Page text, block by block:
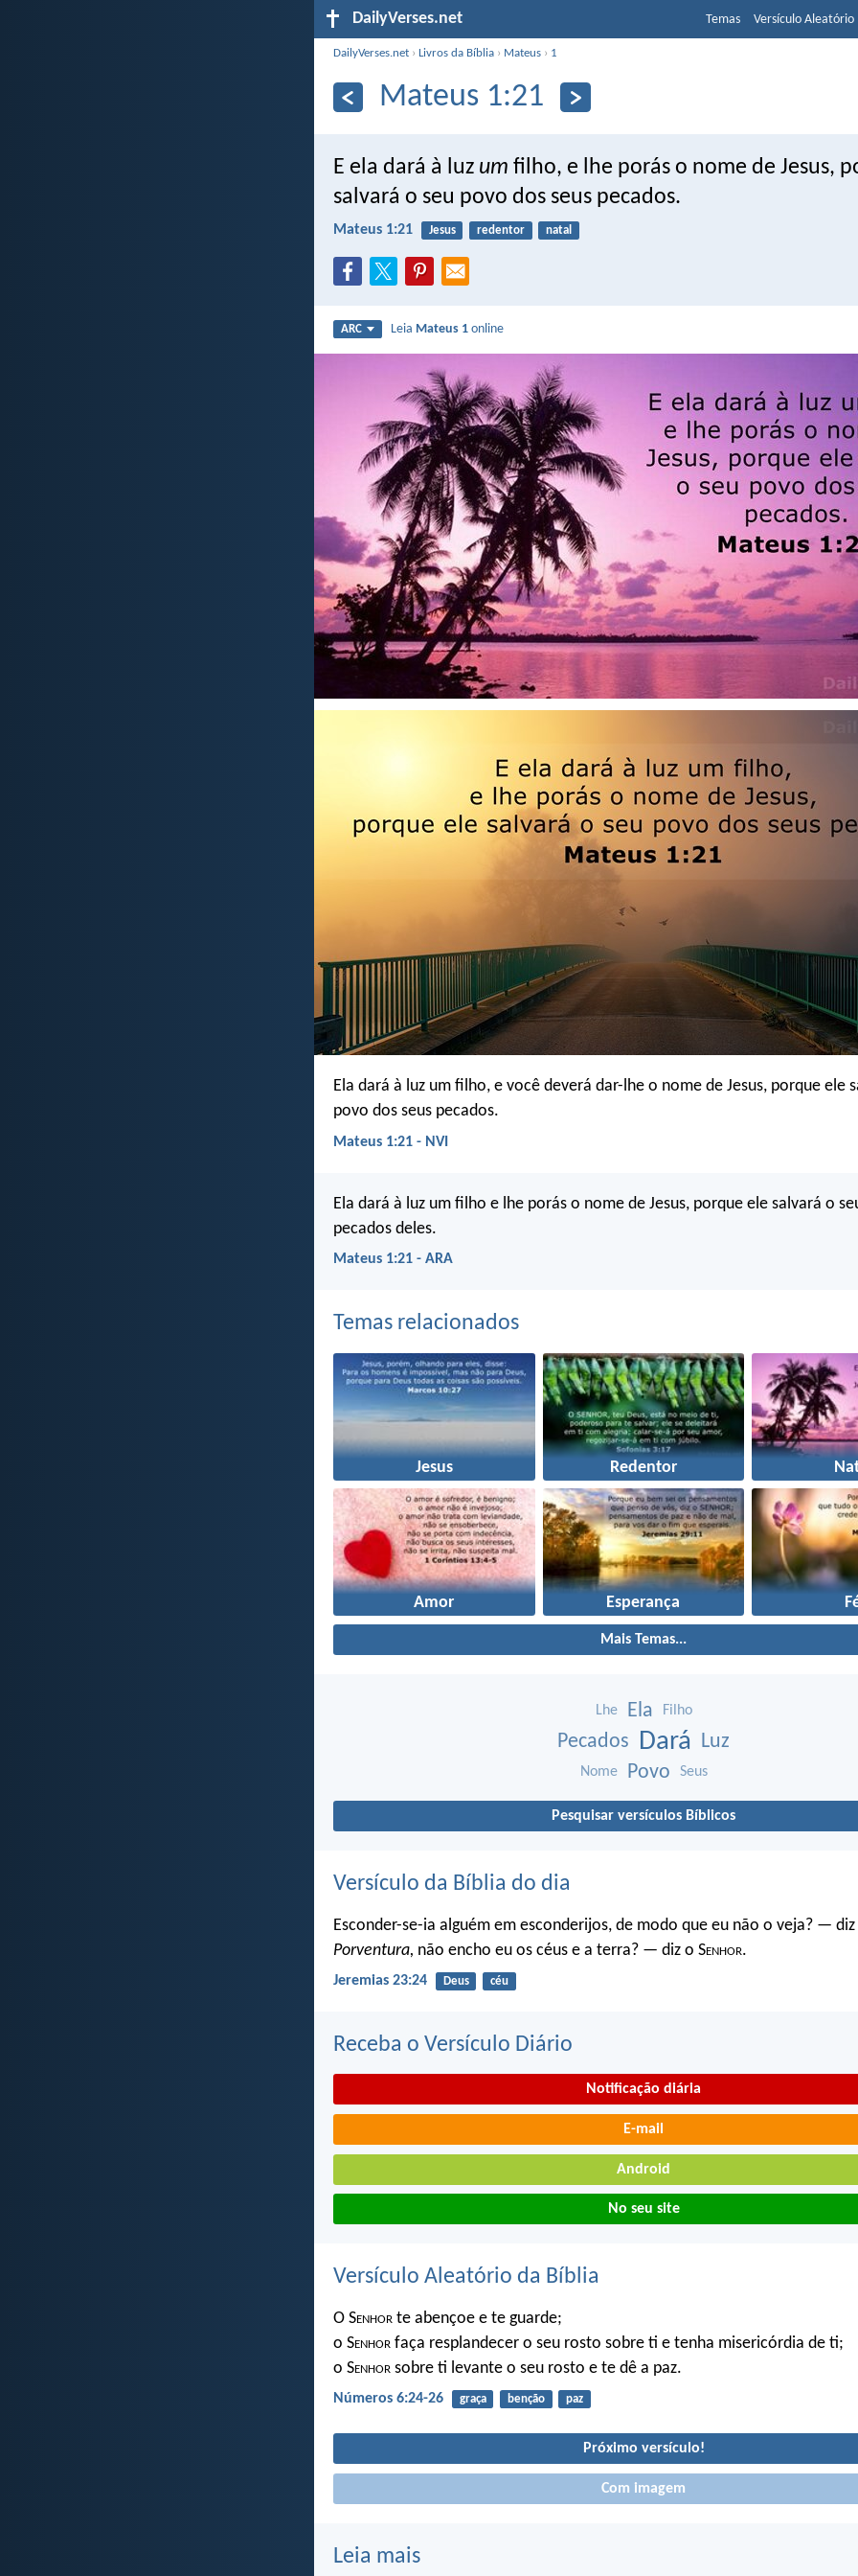
DailyVerses.net Temas Versículo Aleatório
DailyVerses.net ›Livros da Bíblia › Mateus › 1
Mateus 1:21
E ela dará à luz um filho, e lhe porás o nome de Jesus,
salvará o seu povo dos seus pecados.
Mateus 1:21 Jesus redentor natal
ARC Leia Mateus 1 online
Ela dará à luz um filho, e você deverá dar-lhe o nome de Jesus, porque ele
povo dos seus pecados.
Mateus 1:21 - NVI
Ela dará à luz um filho e lhe porás o nome de Jesus, porque ele salvará o
pecados deles.
Mateus 1:21 - ARA
Temas relacionados
Jesus Redentor
Amor Esperança
Mais Temas...
Lhe Ela Filho
Pecados Dará Luz
Nome Povo Seus
Pesquisar versículos Bíblicos
Versículo da Bíblia do dia
Esconder-se-ia alguém em esconderijos, de modo que eu não o veja? — diz
Porventura, não encho eu os céus e a terra? — diz o Senhor.
Jeremias 23:24 Deus céu
Receba o Versículo Diário
Notificação diária
E-mail
Android
No seu site
Versículo Aleatório da Bíblia
O Senhor te abençoe e te guarde;
o Senhor faça resplandecer o seu rosto sobre ti e tenha misericórdia de ti;
o Senhor sobre ti levante o seu rosto e te dê a paz.
Números 6:24-26 graça benção paz
Próximo versículo!
Com imagem
Leia mais